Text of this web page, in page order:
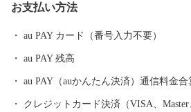
の気候の中で生きる樹木は、その命の力
て、同じ場所に植林する循環型林業を進
育とは】自然豊かな当麻町。美しく咲く
い香り、風に揺られて歌う姿…五感を通
お支払い方法
au PAY カード（番号入力不要）
au PAY 残高
au PAY（auかんたん決済）通信料金合
クレジットカード決済（VISA、Master